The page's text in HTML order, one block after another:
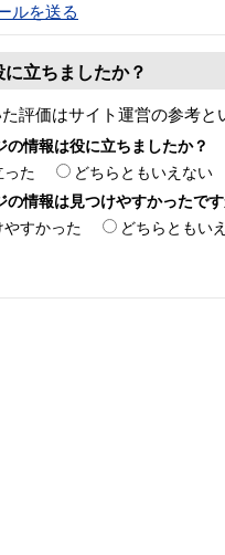
ルを送る
立ちましたか？
評価はサイト運営の参考と
の情報は役に立ちましたか？
った どちらともいえない
の情報は見つけやすかったです
やすかった どちらともい